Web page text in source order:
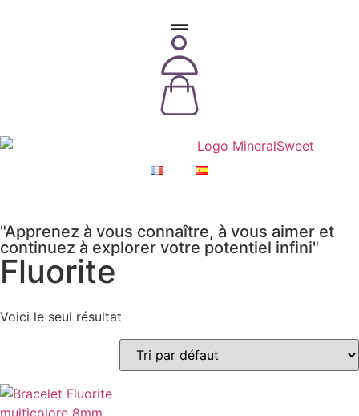
"Apprenez à vous connaître, à vous aimer et
continuez à explorer votre potentiel infini"
Fluorite
Voici le seul résultat